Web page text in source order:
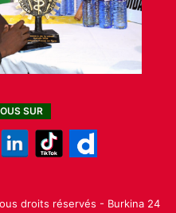
SUR
droits réservés - Burkina 24